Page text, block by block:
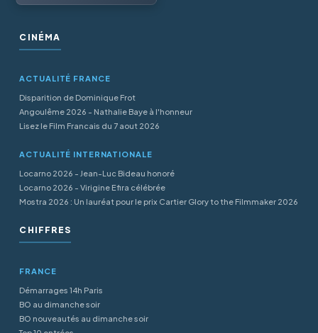
CINÉMA
ACTUALITÉ FRANCE
Disparition de Dominique Frot
Angoulême 2026 - Nathalie Baye à l'honneur
Lisez le Film Francais du 7 aout 2026
ACTUALITÉ INTERNATIONALE
Locarno 2026 - Jean-Luc Bideau honoré
Locarno 2026 - Virigine Efira célébrée
Mostra 2026 : Un lauréat pour le prix Cartier Glory to the Filmmaker 2026
CHIFFRES
FRANCE
Démarrages 14h Paris
BO au dimanche soir
BO nouveautés au dimanche soir